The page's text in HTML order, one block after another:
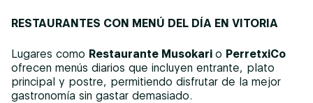
RESTAURANTES CON MENÚ DEL DÍA EN VITORIA
Lugares como Restaurante Musokari o PerretxiCo
ofrecen menús diarios que incluyen entrante, plato
principal y postre, permitiendo disfrutar de la mejor
gastronomía sin gastar demasiado.